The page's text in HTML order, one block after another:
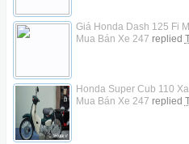
Giá Honda Dash 125 Fi
Mua Bán Xe 247 replied
Honda Super Cub 110
Mua Bán Xe 247 replied